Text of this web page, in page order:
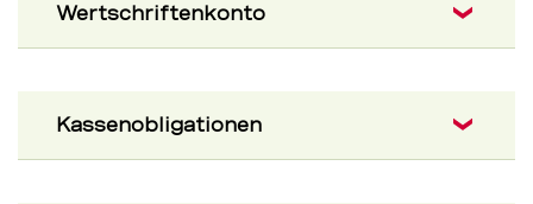
Wertschriftenkonto
Kassenobligationen